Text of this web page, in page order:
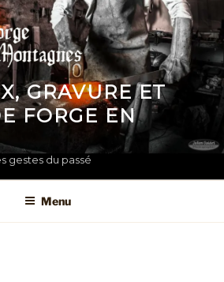
GRAVURE ET
FORGE EN
gestes du passé
Menu